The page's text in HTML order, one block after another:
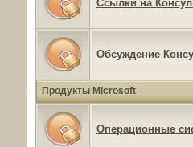
Ссылки на
Обсуждение
Продукты Microsoft
Операционные